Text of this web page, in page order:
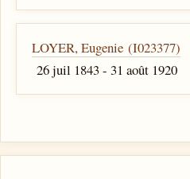
LOYER, Eugenie (I023377)
26 juil 1843 - 31 août 1920